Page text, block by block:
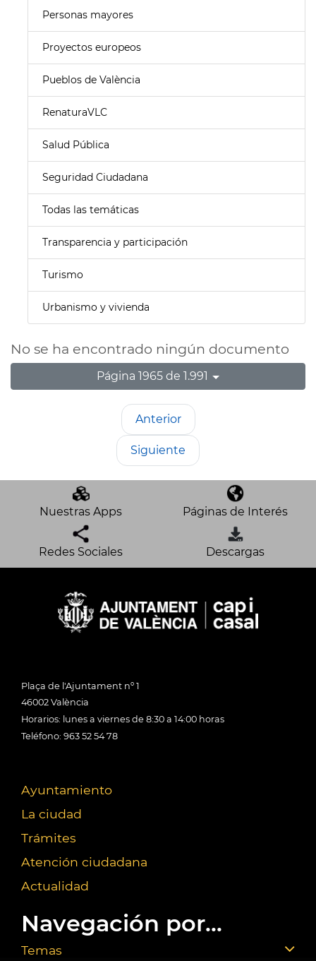
Personas mayores
Proyectos europeos
Pueblos de València
RenaturaVLC
Salud Pública
Seguridad Ciudadana
Todas las temáticas
Transparencia y participación
Turismo
Urbanismo y vivienda
No se ha encontrado ningún documento
Página 1965 de 1.991
Anterior
Siguiente
Nuestras Apps Páginas de Interés
Redes Sociales Descargas
Plaça de l'Ajuntament nº 1
46002 València
Horarios: lunes a viernes de 8:30 a 14:00 horas
Teléfono: 963 52 54 78
Ayuntamiento
La ciudad
Trámites
Atención ciudadana
Actualidad
Navegación por...
Temas